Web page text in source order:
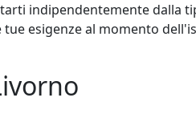
indipendentemente dalla
esigenze al momento